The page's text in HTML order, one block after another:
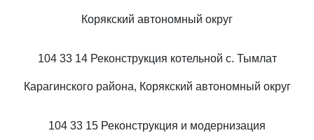
Корякский автономный округ
104 33 14 Реконструкция котельной с. Тымлат
Карагинского района, Корякский автономный округ
104 33 15 Реконструкция и модернизация